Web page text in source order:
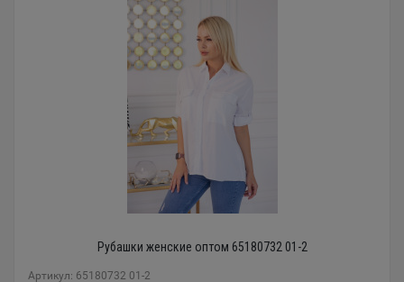
Рубашки женские оптом 65180732 01-2
Артикул: 65180732 01-2